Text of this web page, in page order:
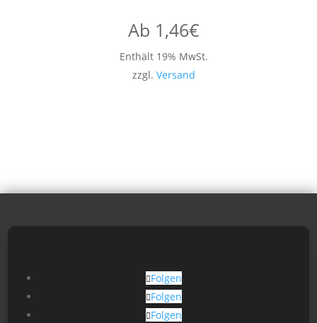
Ab 1,46€
Enthält 19% MwSt.
zzgl. Versand
Folgen
Folgen
Folgen